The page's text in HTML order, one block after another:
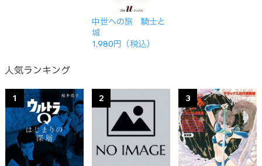
中世への旅 騎士と
城
1,980円（税込）
人気ランキング
1 2 3